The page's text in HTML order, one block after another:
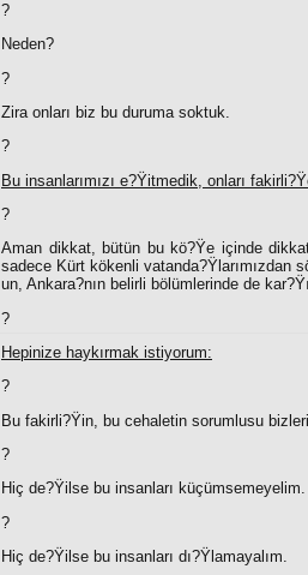
?
Neden?
?
Zira onları biz bu duruma soktuk.
?
Bu insanlarımızı e?Ÿitmedik, onları
?
Aman dikkat, bütün bu kö?Ÿe içinde
sadece Kürt kökenli vatanda?Ÿlarımızdan
un, Ankara?nın belirli bölümlerinde de
?
Hepinize haykırmak istiyorum:
?
Bu fakirli?Ÿin, bu cehaletin sorumlusu
?
Hiç de?Ÿilse bu insanları küçümsemeyelim.
?
Hiç de?Ÿilse bu insanları dı?Ÿlamayalım.